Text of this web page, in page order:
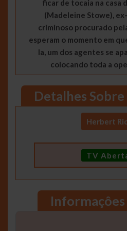
ficar de tocaia na casa
(Madeleine Stowe),
criminoso procurado
esperam o momento em
la, um dos agentes se
colocando toda a
Detalhes
Herbert
TV